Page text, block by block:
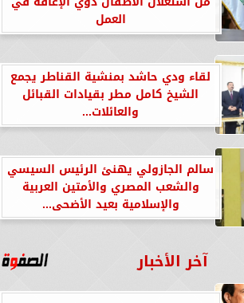
العمل
لقاء ودي حاشد بمنشية القناطر يجمع
الشيخ كامل مطر بقيادات القبائل
والعائلات...
سالم الجازولي يهنئ الرئيس السيسي
والشعب المصري والأمتين العربية
والإسلامية بعيد الأضحى...
آخر الأخبار